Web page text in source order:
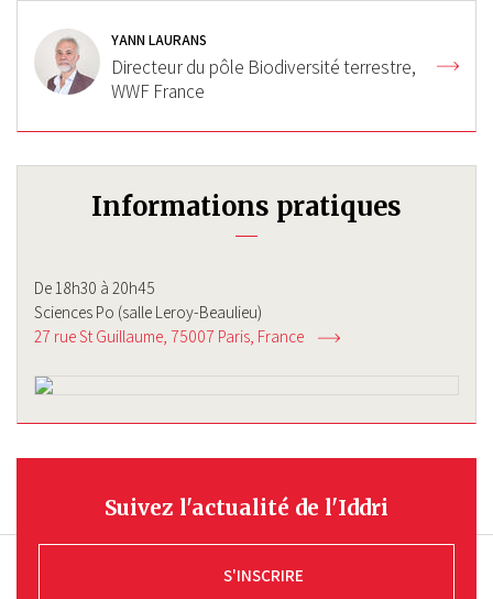
YANN LAURANS
Directeur du pôle Biodiversité terrestre,
WWF France
Informations pratiques
De 18h30 à 20h45
Sciences Po (salle Leroy-Beaulieu)
27 rue St Guillaume 75007 Paris France
Suivez l'actualité de l'Iddri
S'INSCRIRE